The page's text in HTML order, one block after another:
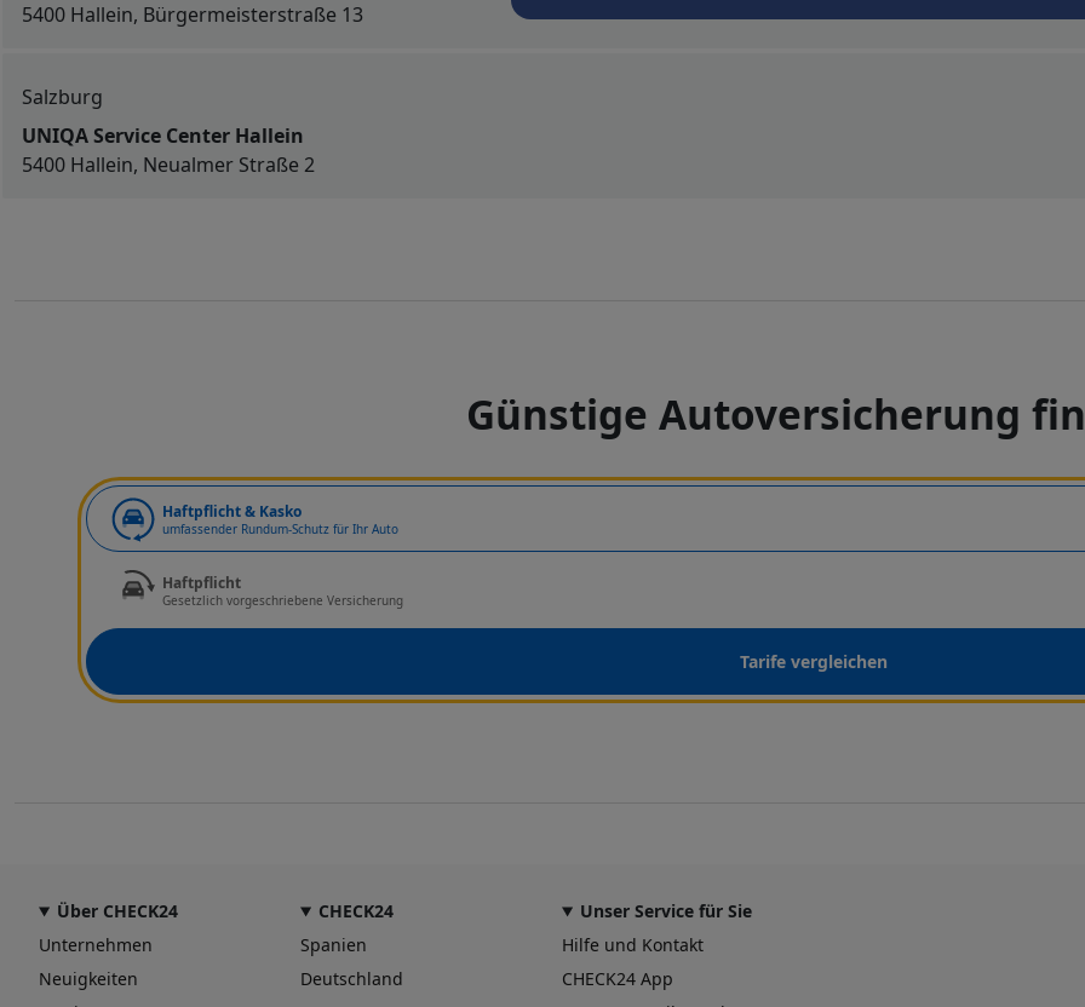
5400 Hallein, Bürgermeisterstraße 13
Salzburg
UNIQA Service Center Hallein
5400 Hallein, Neualmer Straße 2
Günstige Autoversicherung
Haftpflicht & Kasko
umfassender Rundum-Schutz für Ihr Auto
Haftpflicht
Gesetzlich vorgeschriebene Versicherung
Tarife vergleichen
Über CHECK24
Unternehmen
Neuigkeiten
CHECK24
Spanien
Deutschland
Unser Service für Sie
Hilfe und Kontakt
CHECK24 App